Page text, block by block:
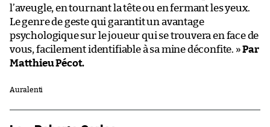
l’aveugle, en tournant la tête ou en fermant les yeux.
Le genre de geste qui garantit un avantage
psychologique sur le joueur qui se trouvera en face de
vous, facilement identifiable à sa mine déconfite. »Par
Matthieu Pécot.
Au ralenti